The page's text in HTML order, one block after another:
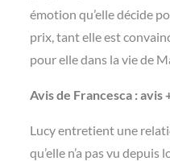
émotion qu’elle décide
prix, tant elle est
pour elle dans la vie de
Avis de Francesca : avis
Lucy entretient une
qu’elle n’a pas vu